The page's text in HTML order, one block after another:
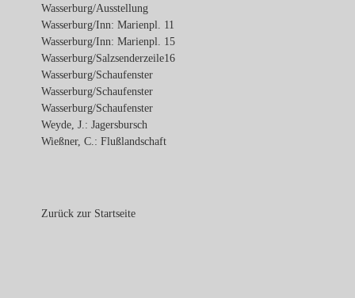
Wasserburg/Ausstellung
Wasserburg/Inn: Marienpl. 11
Wasserburg/Inn: Marienpl. 15
Wasserburg/Salzsenderzeile16
Wasserburg/Schaufenster
Wasserburg/Schaufenster
Wasserburg/Schaufenster
Weyde, J.: Jagersbursch
Wießner, C.: Flußlandschaft
Zurück zur Startseite